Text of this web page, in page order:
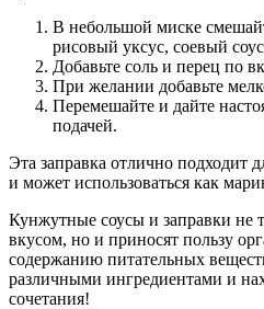
В небольшой миске
рисовый уксус, соевый
Добавьте соль и перец по
При желании добавьте
Перемешайте и дайте
подачей.
Эта заправка отлично подходит
и может использоваться как
Кунжутные соусы и заправки не
вкусом, но и приносят пользу
содержанию питательных
различными ингредиентами и
сочетания!